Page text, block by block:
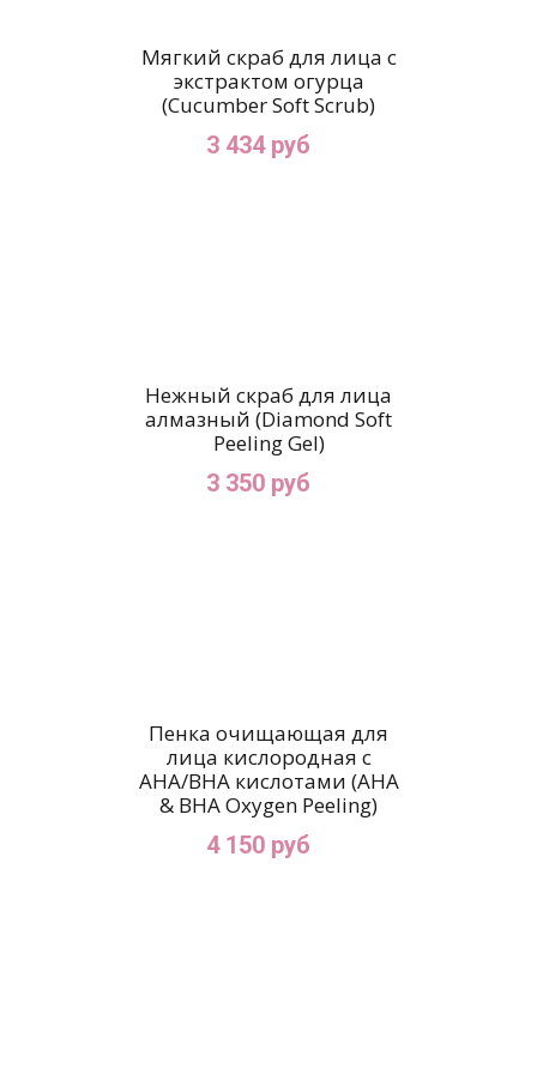
Мягкий скраб для лица с
экстрактом огурца
(Cucumber Soft Scrub)
3 434 руб
Нежный скраб для лица
алмазный (Diamond Soft
Peeling Gel)
3 350 руб
Пенка очищающая для
лица кислородная с
AHA/BHA кислотами (AHA
& BHA Oxygen Peeling)
4 150 руб